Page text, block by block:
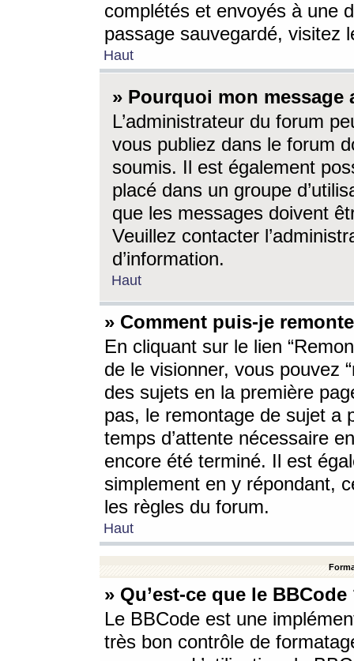
complétés et envoyés à une
passage sauvegardé, visitez
Haut
» Pourquoi mon message
L’administrateur du forum
vous publiez dans le forum
soumis. Il est également
placé dans un groupe
que les messages doivent
Veuillez contacter
d’information.
Haut
» Comment puis-je
En cliquant sur le lien
de le visionner, vous pouvez
des sujets en la première
pas, le remontage de sujet a
temps d’attente nécessaire
encore été terminé. Il est
simplement en y répondant,
les règles du forum.
Haut
» Qu’est-ce que le BBCode
Le BBCode est une
très bon contrôle de